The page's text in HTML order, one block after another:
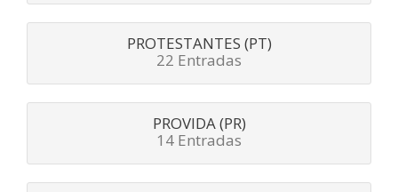
PROTESTANTES (PT)
22 Entradas
PROVIDA (PR)
14 Entradas